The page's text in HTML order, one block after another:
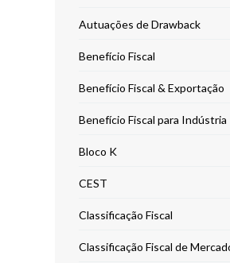
Autuações de Drawback
Benefício Fiscal
Benefício Fiscal & Exportação
Benefício Fiscal para Indústria
Bloco K
CEST
Classificação Fiscal
Classificação Fiscal de